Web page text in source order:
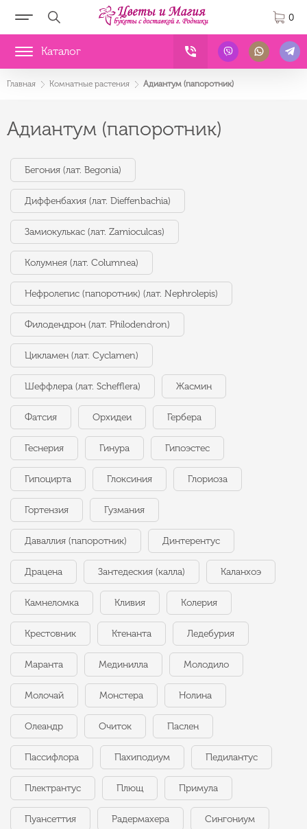
0
Каталог
Главная Комнатные растения Адиантум (папоротник)
Адиантум (папоротник)
Бегония (лат. Begonia)
Диффенбахия (лат. Dieffenbachia)
Замиокулькас (лат. Zamioculcas)
Колумнея (лат. Columnea)
Нефролепис (папоротник) (лат. Nephrolepis)
Филодендрон (лат. Philodendron)
Цикламен (лат. Cyclamen)
Шеффлера (лат. Schefflera) Жасмин
Фатсия Орхидеи Гербера
Геснерия Гинура Гипоэстес
Гипоцирта Глоксиния Глориоза
Гортензия Гузмания
Даваллия (папоротник) Динтерентус
Драцена Зантедеския (калла) Каланхоэ
Камнеломка Кливия Колерия
Крестовник Ктенанта Ледебурия
Маранта Мединилла Молодило
Молочай Монстера Нолина
Олеандр Очиток Паслен
Пассифлора Пахиподиум Педилантус
Плектрантус Плющ Примула
Пуансеттия Радермахера Сингониум